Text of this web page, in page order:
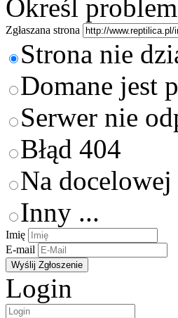
Określ problem
Zgłaszana strona
Strona nie
Domane jest
Serwer nie
Błąd 404
Na docelowej
Inny ...
Imię
E-mail
Login